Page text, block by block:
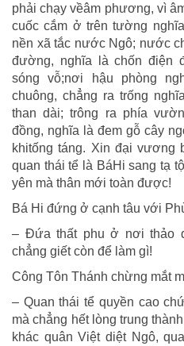
phải chạy vềâm phương, vì
cuốc cắm ở trên tường
nền xã tắc nước Ngô; nước
đường, nghĩa là chốn điện
sóng vỗ;nơi hậu phòng
chuông, chẳng ra trống
than dài; trông ra phía
đồng, nghĩa là đem gỗ cây
khitống táng. Xin đại vương
quan thái tể là BáHi sang tạ
yên mà thân mới toàn được!
Bá Hi đứng ở cạnh tâu với
– Đứa thất phu ở nơi thảo
chẳng giết còn để làm gì!
Công Tôn Thánh chừng mắt
– Quan thái tể quyền cao
mà chẳng hết lòng trung
khác quân Việt diệt Ngô,